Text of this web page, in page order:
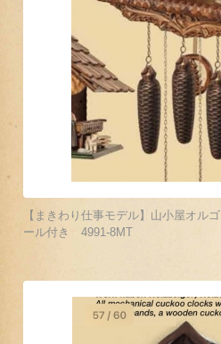
【まきわり仕事モデル】山小屋オルゴ
ール付き 4991-8MT